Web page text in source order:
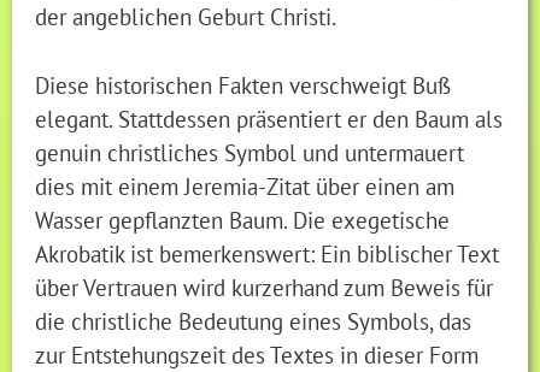
der angeblichen Geburt Christi.
Diese historischen Fakten verschweigt Buß
elegant. Stattdessen präsentiert er den Baum als
genuin christliches Symbol und untermauert
dies mit einem Jeremia-Zitat über einen am
Wasser gepflanzten Baum. Die exegetische
Akrobatik ist bemerkenswert: Ein biblischer Text
über Vertrauen wird kurzerhand zum Beweis für
die christliche Bedeutung eines Symbols, das
zur Entstehungszeit des Textes in dieser Form